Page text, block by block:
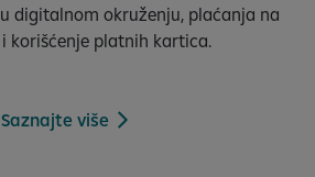
digitalnom okruženju, plaćanja na
korišćenje platnih kartica.
Saznajte više